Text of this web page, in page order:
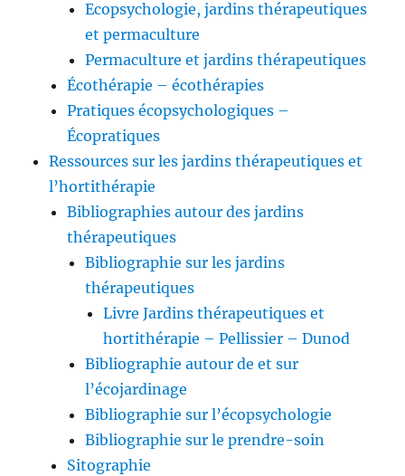
Ecopsychologie, jardins thérapeutiques
et permaculture
Permaculture et jardins thérapeutiques
Écothérapie – écothérapies
Pratiques écopsychologiques –
Écopratiques
Ressources sur les jardins thérapeutiques et
l’hortithérapie
Bibliographies autour des jardins
thérapeutiques
Bibliographie sur les jardins
thérapeutiques
Livre Jardins thérapeutiques et
hortithérapie – Pellissier – Dunod
Bibliographie autour de et sur
l’écojardinage
Bibliographie sur l’écopsychologie
Bibliographie sur le prendre-soin
Sitographie